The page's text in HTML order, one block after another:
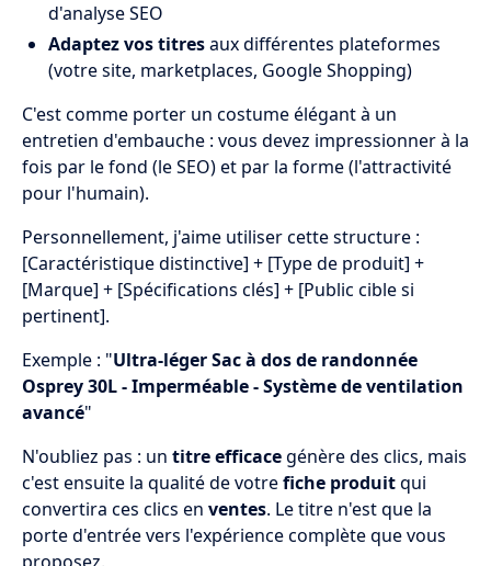
d'analyse SEO
Adaptez vos titresaux différentes plateformes
(votre site, marketplaces, Google Shopping)
C'est comme porter un costume élégant à un
entretien d'embauche : vous devez impressionner à la
fois par le fond (le SEO) et par la forme (l'attractivité
pour l'humain).
Personnellement, j'aime utiliser cette structure :
[Caractéristique distinctive] + [Type de produit] +
[Marque] + [Spécifications clés] + [Public cible si
pertinent].
Exemple : "Ultra-léger Sac à dos de randonnée
Osprey 30L - Imperméable - Système de ventilation
avancé"
N'oubliez pas : un titre efficacegénère des clics, mais
c'est ensuite la qualité de votrefiche produitqui
convertira ces clics en ventes. Le titre n'est que la
porte d'entrée vers l'expérience complète que vous